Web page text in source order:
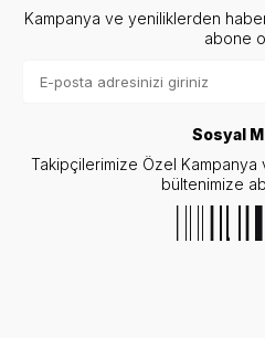
Kampanya ve yeniliklerden
abone
Sosyal
Takipçilerimize Özel Kampanya
bültenimize